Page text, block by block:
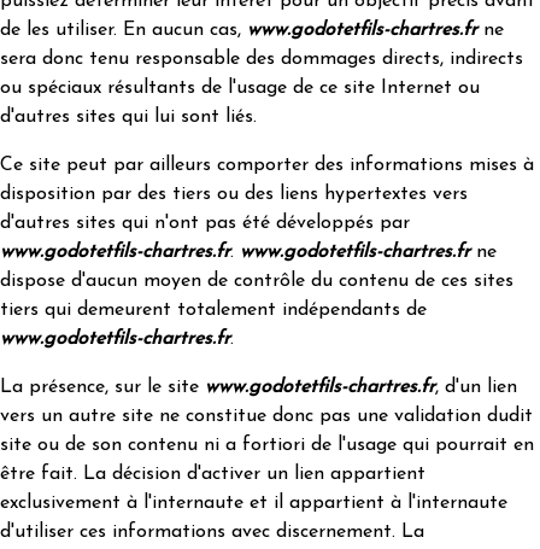
de les utiliser. En aucun cas, www.godotetfils-chartres.frne
sera donc tenu responsable des dommages directs, indirects
ou spéciaux résultants de l'usage de ce site Internet ou
d'autres sites qui lui sont liés.
Ce site peut par ailleurs comporter des informations mises à
disposition par des tiers ou des liens hypertextes vers
d'autres sites qui n'ont pas été développés par
www.godotetfils-chartres.fr. www.godotetfils-chartres.frne
dispose d'aucun moyen de contrôle du contenu de ces sites
tiers qui demeurent totalement indépendants de
www.godotetfils-chartres.fr.
La présence, sur le site www.godotetfils-chartres.fr, d'un lien
vers un autre site ne constitue donc pas une validation dudit
site ou de son contenu ni a fortiori de l'usage qui pourrait en
être fait. La décision d'activer un lien appartient
exclusivement à l'internaute et il appartient à l'internaute
d'utiliser ces informations avec discernement. La